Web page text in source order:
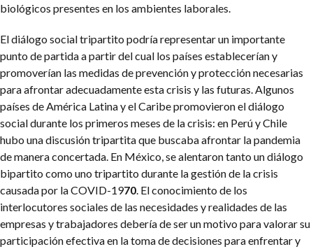
biológicos presentes en los ambientes laborales.
El diálogo social tripartito podría representar un importante
punto de partida a partir del cual los países establecerían y
promoverían las medidas de prevención y protección necesarias
para afrontar adecuadamente esta crisis y las futuras. Algunos
países de América Latina y el Caribe promovieron el diálogo
social durante los primeros meses de la crisis: en Perú y Chile
hubo una discusión tripartita que buscaba afrontar la pandemia
de manera concertada. En México, se alentaron tanto un diálogo
bipartito como uno tripartito durante la gestión de la crisis
causada por la COVID-1970 . El conocimiento de los
interlocutores sociales de las necesidades y realidades de las
empresas y trabajadores debería de ser un motivo para valorar su
participación efectiva en la toma de decisiones para enfrentar y